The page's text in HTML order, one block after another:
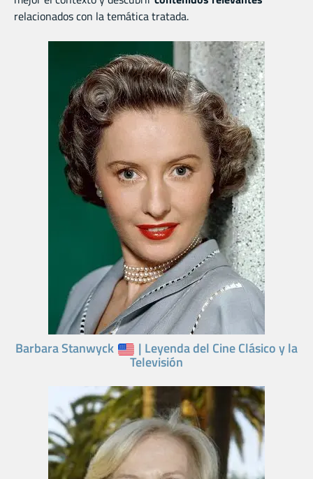
relacionados con la temática tratada.
Barbara Stanwyck | Leyenda del Cine Clásico y la
Televisión